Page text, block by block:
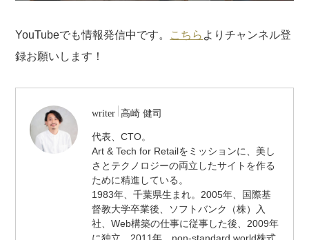
YouTubeでも情報発信中です。 こちら よりチャンネル登
録お願いします！
writer 高崎 健司
取
締
役
/
CTO
代表、CTO。
Art & Tech for Retailをミッションに、美し
さとテクノロジーの両立したサイトを作る
ために精進している。
1983年、千葉県生まれ。2005年、国際基
督教大学卒業後、ソフトバンク（株）入
社、Web構築の仕事に従事した後、2009年
に独立。2011年、non-standard world株式